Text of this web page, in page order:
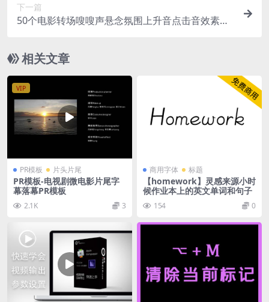
下一篇
50个电影转场嗖嗖声悬念氛围上升音点击音效素材
相关文章
VIP
PR模板 片头片尾
PR模板-电视剧微电影片尾字
幕落幕PR模板
2.1K 3
商用字体 标题
【homework】灵感来源小时
候作业本上的英文单词和句子
154 0